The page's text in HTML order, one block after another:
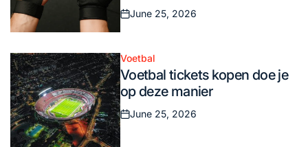
Posted
on
June 25, 2026
Posted
in
Voetbal
Voetbal tickets kopen doe je
op deze manier
Posted
on
June 25, 2026